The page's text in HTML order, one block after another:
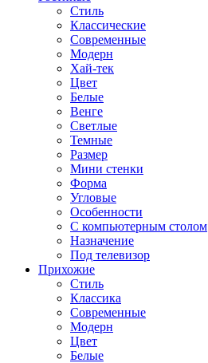
Стиль
Классические
Современные
Модерн
Хай-тек
Цвет
Белые
Венге
Светлые
Темные
Размер
Мини стенки
Форма
Угловые
Особенности
С компьютерным столом
Назначение
Под телевизор
Прихожие
Стиль
Классика
Современные
Модерн
Цвет
Белые